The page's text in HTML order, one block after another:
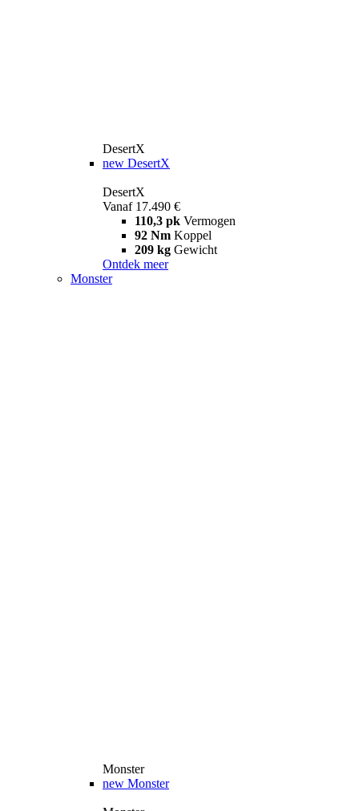
DesertX
new DesertX
DesertX
Vanaf 17.490 €
110,3 pk Vermogen
92 Nm Koppel
209 kg Gewicht
Ontdek meer
Monster
Monster
new Monster